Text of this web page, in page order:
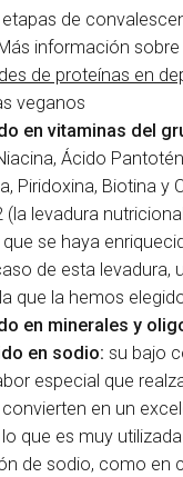
de
ás información sobre
de proteínas en
veganos
en vitaminas del
Ácido
Piridoxina, Biotina y
(la levadura
se haya
de esta levadura,
que la hemos
en minerales y
en sodio: su bajo
especial que
en un
que es muy
de sodio, como en